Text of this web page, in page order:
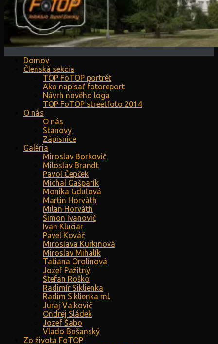
Domov
Členská sekcia
TOP FoTOP portrét
Ako napísať fotoreport
Návrh nového loga
TOP FoTOP streetfoto 2014
O nás
O nás
Stanovy
Zápisnice
Galéria
Miroslav Borkovič
Miloslav Brandt
Pavol Čepček
Michal Gašparík
Monika Gduľová
Martin Horváth
Milan Horváth
Šimon Ivanovič
Ivan Klučiar
Pavel Kováč
Miroslava Kurkinová
Miroslav Mihalík
Tatiana Orolínová
Jozef Pažitný
Štefan Roško
Radimír Siklienka
Radim Siklienka ml.
Juraj Valkovič
Ondrej Sládek
Jozef Šabo
Vlado Bošanský
Zo života FoTOP